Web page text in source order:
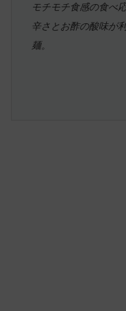
モチモチ食感の食べ
辛さとお酢の酸味が
麺。